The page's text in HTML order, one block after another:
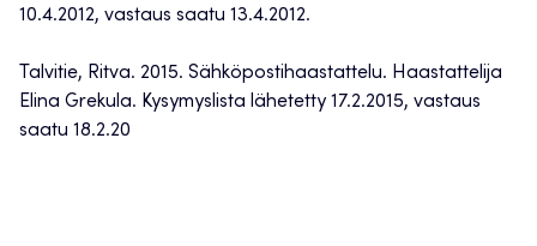
10.4.2012, vastaus saatu 13.4.2012.
Talvitie, Ritva. 2015. Sähköpostihaastattelu. Haastattelija
Elina Grekula. Kysymyslista lähetetty 17.2.2015, vastaus
saatu 18.2.20